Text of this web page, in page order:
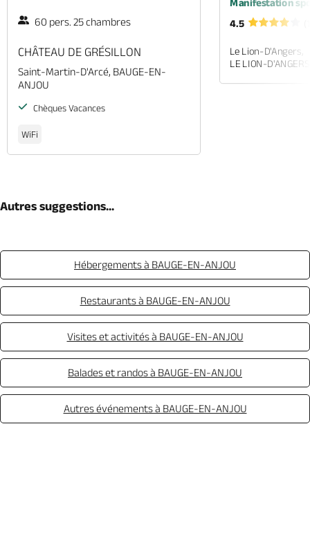
60 pers. 25 chambres
CHÂTEAU DE GRÉSILLON
Saint-Martin-D'Arcé, BAUGE-EN-
ANJOU
Chèques Vacances
WiFi
Manifestation
4.5
Le Lion-D'Angers,
LE LION-D'ANGERS
Autres suggestions...
Hébergements à BAUGE-EN-ANJOU
Restaurants à BAUGE-EN-ANJOU
Visites et activités à BAUGE-EN-ANJOU
Balades et randos à BAUGE-EN-ANJOU
Autres événements à BAUGE-EN-ANJOU